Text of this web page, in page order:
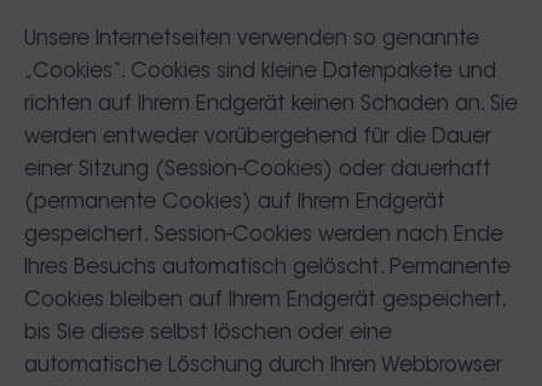
Unsere Internetseiten verwenden so genannte
„Cookies“. Cookies sind kleine Datenpakete und
richten auf Ihrem Endgerät keinen Schaden an. Sie
werden entweder vorübergehend für die Dauer
einer Sitzung (Session-Cookies) oder dauerhaft
(permanente Cookies) auf Ihrem Endgerät
gespeichert. Session-Cookies werden nach Ende
Ihres Besuchs automatisch gelöscht. Permanente
Cookies bleiben auf Ihrem Endgerät gespeichert,
bis Sie diese selbst löschen oder eine
automatische Löschung durch Ihren Webbrowser